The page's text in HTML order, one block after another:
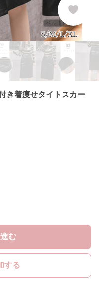
き着痩せタイトスカー
む
する